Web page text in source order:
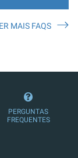
MAIS FAQS
PERGUNTAS
FREQUENTES